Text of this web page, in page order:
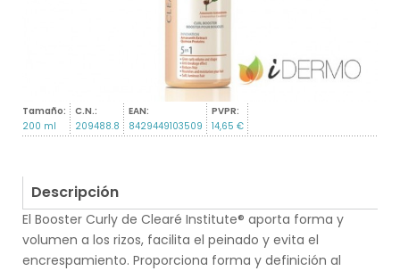
Tamaño:
200 ml
C.N.:
209488.8
EAN:
8429449103509
PVPR:
14,65 €
Descripción
El Booster Curly de Clearé Institute® aporta forma y
volumen a los rizos, facilita el peinado y evita el
encrespamiento. Proporciona forma y definición al